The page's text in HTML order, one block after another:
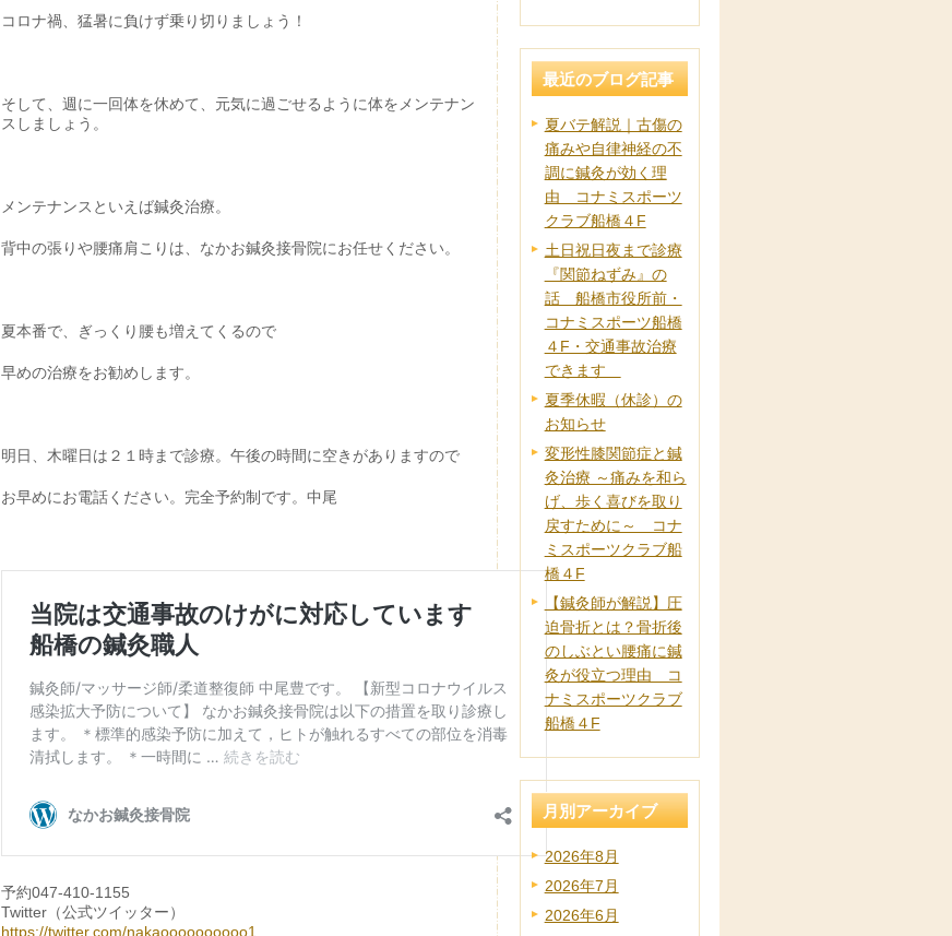
コロナ禍、猛暑に負けず乗り切りましょう！
そして、週に一回体を休めて、元気に過ごせるように体をメンテナン
スしましょう。
メンテナンスといえば鍼灸治療。
背中の張りや腰痛肩こりは、なかお鍼灸接骨院にお任せください。
夏本番で、ぎっくり腰も増えてくるので
早めの治療をお勧めします。
明日、木曜日は２１時まで診療。午後の時間に空きがありますので
お早めにお電話ください。完全予約制です。中尾
予約047-410-1155
Twitter（公式ツイッター）
https://twitter.com/nakaoooooooooo1
最近のブログ記事
夏バテ解説｜古傷の
痛みや自律神経の不
調に鍼灸が効く理
由 コナミスポーツ
クラブ船橋４F
土日祝日夜まで診療
『関節ねずみ』の
話 船橋市役所前・
コナミスポーツ船橋
４F・交通事故治療
できます
夏季休暇（休診）の
お知らせ
変形性膝関節症と鍼
灸治療 ～痛みを和ら
げ、歩く喜びを取り
戻すために～ コナ
ミスポーツクラブ船
橋４F
【鍼灸師が解説】圧
迫骨折とは？骨折後
のしぶとい腰痛に鍼
灸が役立つ理由 コ
ナミスポーツクラブ
船橋４F
月別アーカイブ
2026年8月
2026年7月
2026年6月